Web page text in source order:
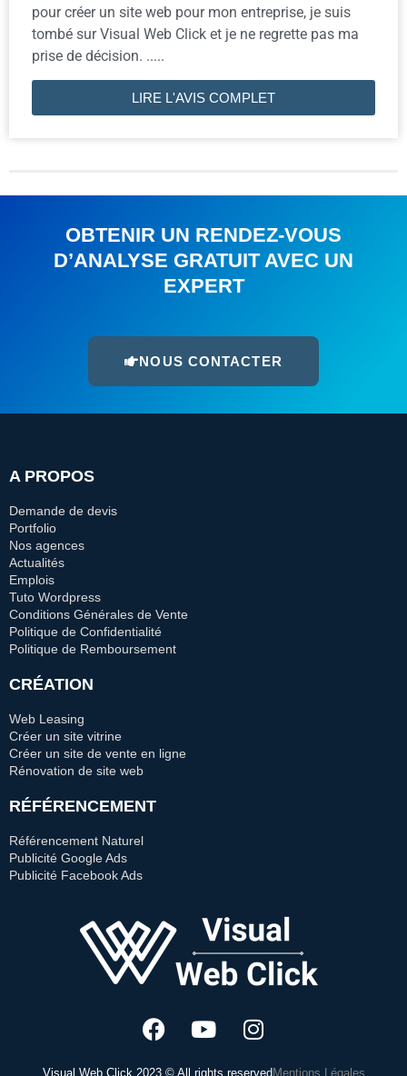
pour créer un site web pour mon entreprise, je suis
tombé sur Visual Web Click et je ne regrette pas ma
prise de décision. .....
LIRE L'AVIS COMPLET
OBTENIR UN RENDEZ-VOUS
D’ANALYSE GRATUIT AVEC UN
EXPERT
NOUS CONTACTER
A PROPOS
Demande de devis
Portfolio
Nos agences
Actualités
Emplois
Tuto Wordpress
Conditions Générales de Vente
Politique de Confidentialité
Politique de Remboursement
CRÉATION
Web Leasing
Créer un site vitrine
Créer un site de vente en ligne
Rénovation de site web
RÉFÉRENCEMENT
Référencement Naturel
Publicité Google Ads
Publicité Facebook Ads
Visual Web Click 2023 © All rights reserved Mentions Légales